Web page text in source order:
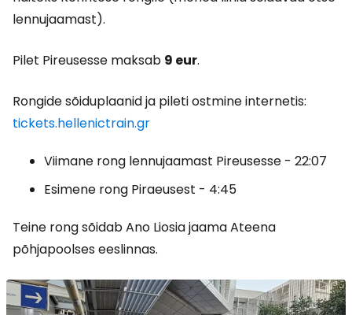
lennujaamast).
Pilet Pireusesse maksab 9 eur.
Rongide sõiduplaanid ja pileti ostmine internetis:
tickets.hellenictrain.gr
Viimane rong lennujaamast Pireusesse - 22:07
Esimene rong Piraeusest - 4:45
Teine rong sõidab Ano Liosia jaama Ateena
põhjapoolses eeslinnas.